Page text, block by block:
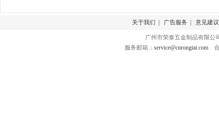
关于我们 广告服务 意见建议
广州市荣泰五金制品有限
服务邮箱： service@cnrongtai.com 合